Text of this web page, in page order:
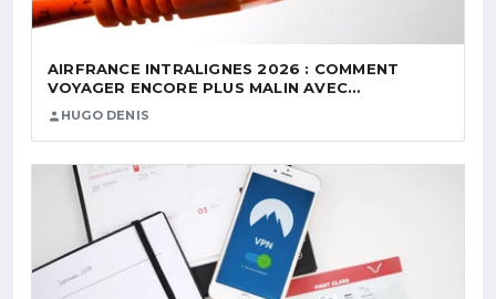
AIRFRANCE INTRALIGNES 2026 : COMMENT
VOYAGER ENCORE PLUS MALIN AVEC…
HUGO DENIS